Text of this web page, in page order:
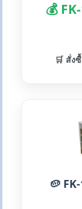
💰
🛒 สั่ง
🥔